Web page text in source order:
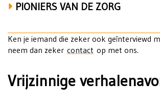
PIONIERS VAN DE ZORG
Ken je iemand die zeker ook geïnterviewd
neem dan zeker contact op met ons.
Vrijzinnige